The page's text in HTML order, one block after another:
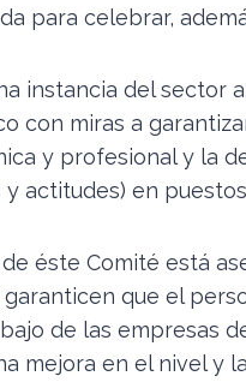
para celebrar,
instancia del sector
con miras a
y profesional y la
actitudes) en
éste Comité está
que el
de las empresas
mejora en el nivel y